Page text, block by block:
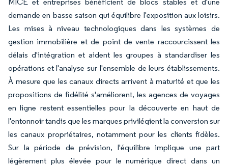
demande en basse saison qui équilibre l'exposition aux loisirs.
Les mises à niveau technologiques dans les systèmes de
gestion immobilière et de point de vente raccourcissent les
délais d'intégration et aident les groupes à standardiser les
opérations et l'analyse sur l'ensemble de leurs établissements.
À mesure que les canaux directs arrivent à maturité et que les
propositions de fidélité s'améliorent, les agences de voyages
en ligne restent essentielles pour la découverte en haut de
l'entonnoir tandis que les marques privilégient la conversion sur
les canaux propriétaires, notamment pour les clients fidèles.
Sur la période de prévision, l'équilibre implique une part
légèrement plus élevée pour le numérique direct dans un